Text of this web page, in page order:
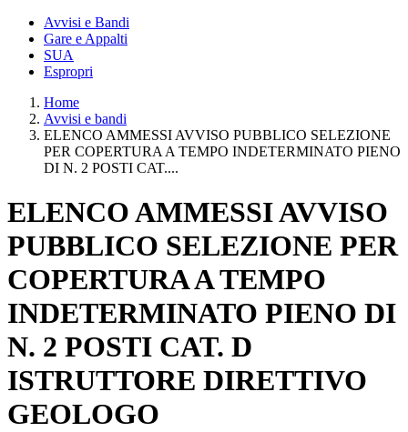
Avvisi e Bandi
Gare e Appalti
SUA
Espropri
Home
Avvisi e bandi
ELENCO AMMESSI AVVISO PUBBLICO SELEZIONE
PER COPERTURA A TEMPO INDETERMINATO PIENO
DI N. 2 POSTI CAT....
ELENCO AMMESSI AVVISO
PUBBLICO SELEZIONE PER
COPERTURA A TEMPO
INDETERMINATO PIENO DI
N. 2 POSTI CAT. D
ISTRUTTORE DIRETTIVO
GEOLOGO